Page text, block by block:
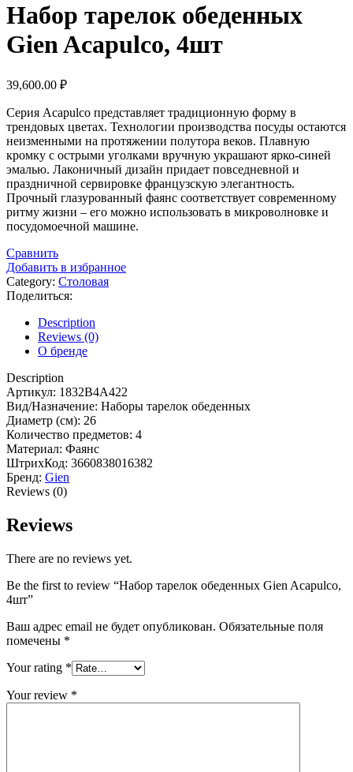
Набор тарелок обеденных
Gien Acapulco, 4шт
39,600.00 ₽
Серия Acapulco представляет традиционную форму в
трендовых цветах. Технологии производства посуды остаются
неизменными на протяжении полутора веков. Плавную
кромку с острыми уголками вручную украшают ярко-синей
эмалью. Лаконичный дизайн придает повседневной и
праздничной сервировке французскую элегантность.
Прочный глазурованный фаянс соответствует современному
ритму жизни – его можно использовать в микроволновке и
посудомоечной машине.
Сравнить
Добавить в избранное
Category: Столовая
Поделиться:
Description
Reviews (0)
О бренде
Description
Артикул: 1832B4A422
Вид/Назначение: Наборы тарелок обеденных
Диаметр (см): 26
Количество предметов: 4
Материал: Фаянс
ШтрихКод: 3660838016382
Бренд: Gien
Reviews (0)
Reviews
There are no reviews yet.
Be the first to review “Набор тарелок обеденных Gien Acapulco,
4шт”
Ваш адрес email не будет опубликован. Обязательные поля
помечены *
Your rating *
Your review *